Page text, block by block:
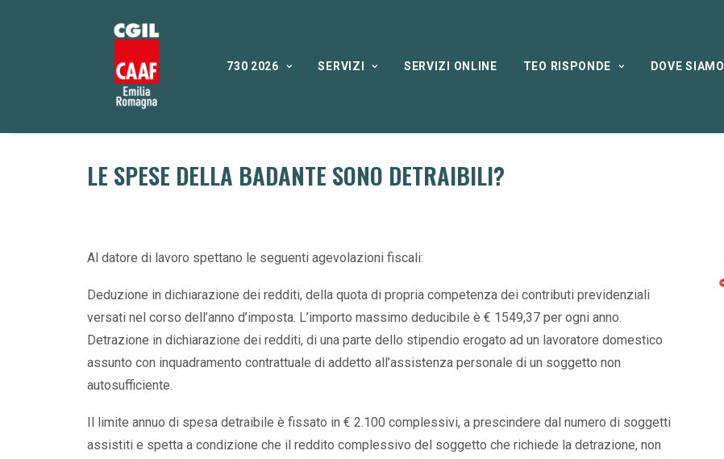
730 2026 SERVIZI SERVIZI ONLINE TEO RISPONDE DOVE SIAMO
LE SPESE DELLA BADANTE SONO DETRAIBILI?
Al datore di lavoro spettano le seguenti agevolazioni fiscali:
Deduzione in dichiarazione dei redditi, della quota di propria competenza dei contributi previdenziali
versati nel corso dell’anno d’imposta. L’importo massimo deducibile è € 1549,37 per ogni anno.
Detrazione in dichiarazione dei redditi, di una parte dello stipendio erogato ad un lavoratore domestico
assunto con inquadramento contrattuale di addetto all’assistenza personale di un soggetto non
autosufficiente.
Il limite annuo di spesa detraibile è fissato in € 2.100 complessivi, a prescindere dal numero di soggetti
assistiti e spetta a condizione che il reddito complessivo del soggetto che richiede la detrazione, non